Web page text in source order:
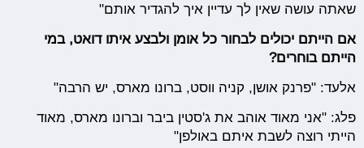
שאתה עושה שאין לך עדיין איך להגדיר אותם"
אם הייתם יכולים לבחור כל אומן ולבצע איתו דואט, במי
הייתם בוחרים?
אלעד: "פרנק אושן, קניה ווסט, ברונו מארס, יש הרבה"
פלג: "אני מאוד אוהב את ג'סטין ביבר וברונו מארס, מאוד
הייתי רוצה לשבת איתם באולפן"